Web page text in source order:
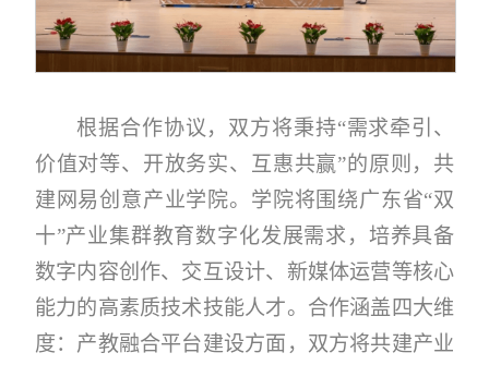
根据合作协议，双方将秉持“需求牵引、
价值对等、开放务实、互惠共赢”的原则，共
建网易创意产业学院。学院将围绕广东省“双
十”产业集群教育数字化发展需求，培养具备
数字内容创作、交互设计、新媒体运营等核心
能力的高素质技术技能人才。合作涵盖四大维
度：产教融合平台建设方面，双方将共建产业